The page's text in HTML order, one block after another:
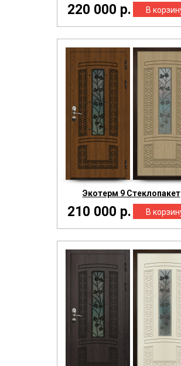
220 000 р.
Экотерм 9 Стеклопакет
210 000 р.